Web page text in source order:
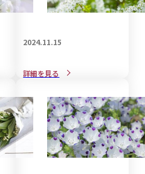
2024.11.15
葬儀で着用する和装の知識
詳細を見る